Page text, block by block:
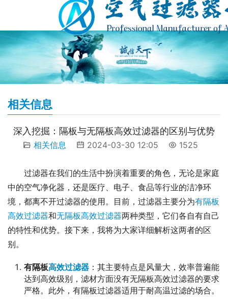
相关信息
深入挖掘：隔板与无隔板高效过滤器的区别与优势
相关信息 2024-03-30 12:05 1525
过滤器在我们的生活中扮演着重要的角色，无论是家庭
中的空气净化器，还是医疗、电子、食品等行业的洁净环
境，都离不开过滤器的使用。目前，过滤器主要分为有隔板
高效过滤器和无隔板高效过滤器两种类型，它们各自有自己
的特性和优势。接下来，我将为大家详细解析这两者的区
别。
有隔板高效过滤器 ：其主要特点是风量大，效率普遍能
达到高效级别，滤材方面没有无隔板高效过滤器的要求
严格。此外，有隔板过滤器适用于耐高温过滤的场合。